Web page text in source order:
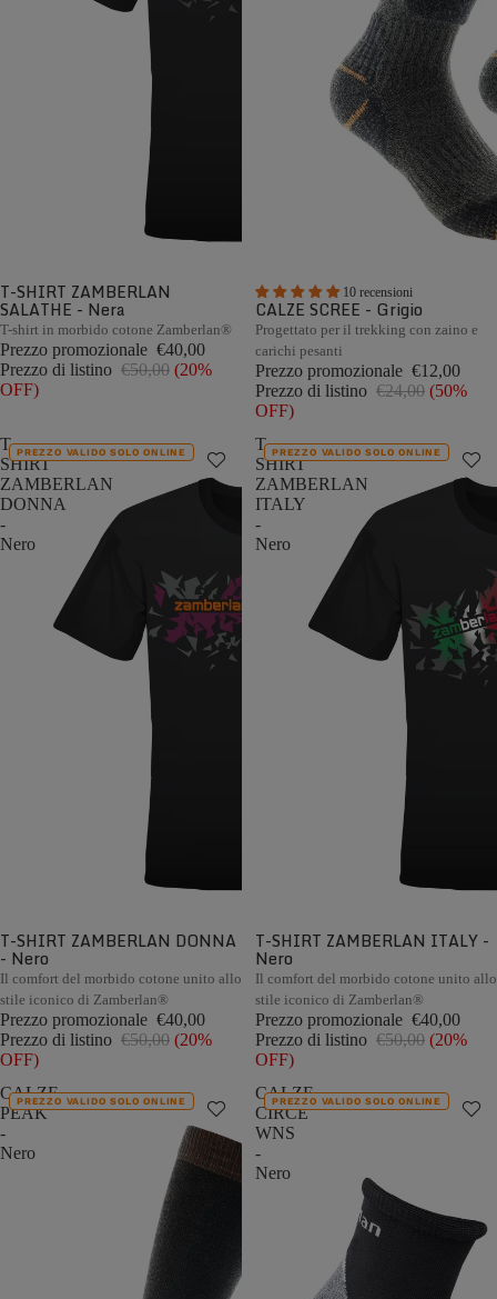
T-SHIRT ZAMBERLAN
SALATHE - Nera
T-shirt in morbido cotone Zamberlan®
Prezzo promozionale €40,00
Prezzo di listino €50,00 (20%
OFF)
10 recensioni
CALZE SCREE - Grigio
Progettato per il trekking con zaino e
carichi pesanti
Prezzo promozionale €12,00
Prezzo di listino €24,00 (50%
OFF)
T-
SHIRT
ZAMBERLAN
DONNA
-
Nero
PREZZO VALIDO SOLO ONLINE
T-SHIRT ZAMBERLAN DONNA
- Nero
Il comfort del morbido cotone unito allo
stile iconico di Zamberlan®
Prezzo promozionale €40,00
Prezzo di listino €50,00 (20%
OFF)
T-
SHIRT
ZAMBERLAN
ITALY
-
Nero
PREZZO VALIDO SOLO ONLINE
T-SHIRT ZAMBERLAN ITALY -
Nero
Il comfort del morbido cotone unito allo
stile iconico di Zamberlan®
Prezzo promozionale €40,00
Prezzo di listino €50,00 (20%
OFF)
CALZE
PEAK
-
Nero
PREZZO VALIDO SOLO ONLINE
CALZE
CIRCE
WNS
-
Nero
PREZZO VALIDO SOLO ONLINE